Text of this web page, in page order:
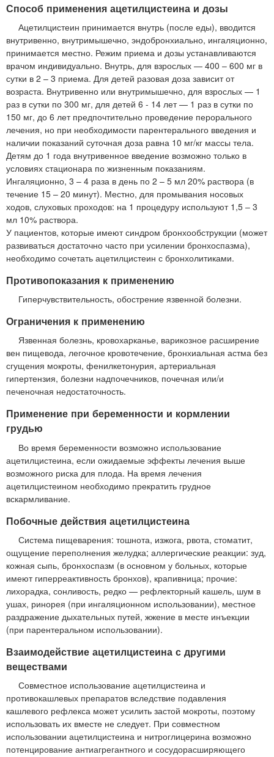
Способ применения ацетилцистеина и дозы
Ацетилцистеин принимается внутрь (после еды), вводится
внутривенно, внутримышечно, эндобронхиально, ингаляционно,
принимается местно. Режим приема и дозы устанавливаются
врачом индивидуально. Внутрь, для взрослых — 400 – 600 мг в
сутки в 2 – 3 приема. Для детей разовая доза зависит от
возраста. Внутривенно или внутримышечно, для взрослых — 1
раз в сутки по 300 мг, для детей 6 - 14 лет — 1 раз в сутки по
150 мг, до 6 лет предпочтительно проведение перорального
лечения, но при необходимости парентерального введения и
наличии показаний суточная доза равна 10 мг/кг массы тела.
Детям до 1 года внутривенное введение возможно только в
условиях стационара по жизненным показаниям.
Ингаляционно, 3 – 4 раза в день по 2 – 5 мл 20% раствора (в
течение 15 – 20 минут). Местно, для промывания носовых
ходов, слуховых проходов: на 1 процедуру используют 1,5 – 3
мл 10% раствора.
У пациентов, которые имеют синдром бронхообструкции (может
развиваться достаточно часто при усилении бронхоспазма),
необходимо сочетать ацетилцистеин с бронхолитиками.
Противопоказания к применению
Гиперчувствительность, обострение язвенной болезни.
Ограничения к применению
Язвенная болезнь, кровохарканье, варикозное расширение
вен пищевода, легочное кровотечение, бронхиальная астма без
сгущения мокроты, фенилкетонурия, артериальная
гипертензия, болезни надпочечников, почечная или/и
печеночная недостаточность.
Применение при беременности и кормлении
грудью
Во время беременности возможно использование
ацетилцистеина, если ожидаемые эффекты лечения выше
возможного риска для плода. На время лечения
ацетилцистеином необходимо прекратить грудное
вскармливание.
Побочные действия ацетилцистеина
Система пищеварения: тошнота, изжога, рвота, стоматит,
ощущение переполнения желудка; аллергические реакции: зуд,
кожная сыпь, бронхоспазм (в основном у больных, которые
имеют гиперреактивность бронхов), крапивница; прочие:
лихорадка, сонливость, редко — рефлекторный кашель, шум в
ушах, ринорея (при ингаляционном использовании), местное
раздражение дыхательных путей, жжение в месте инъекции
(при парентеральном использовании).
Взаимодействие ацетилцистеина с другими
веществами
Совместное использование ацетилцистеина и
противокашлевых препаратов вследствие подавления
кашлевого рефлекса может усилить застой мокроты, поэтому
использовать их вместе не следует. При совместном
использовании ацетилцистеина и нитроглицерина возможно
потенцирование антиагрегантного и сосудорасширяющего